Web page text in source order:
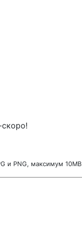
и PNG, максимум 10MB